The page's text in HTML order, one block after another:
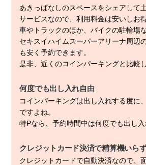
あきっぱなしのスペースをシェアして
サービスなので、利用料金は安いしお得
車やトラックのほか、バイクの駐輪場
セキスイハイムスーパーアリーナ周辺
も安く予約できます。
是非、近くのコインパーキングと比較
何度でも出し入れ自由
コインパーキングは出し入れする度に
ですよね。
特Pなら、予約時間中は何度でも出し入
クレジットカード決済で精算機いら
クレジットカードで自動決済なので、